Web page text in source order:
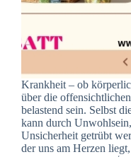
Krankheit – ob
über die
belastend sein. Selbst
kann durch
Unsicherheit getrübt
der uns am Herzen